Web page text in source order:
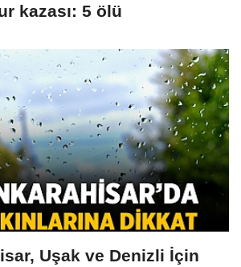
kazası: 5 ölü
Uşak ve Denizli İçin